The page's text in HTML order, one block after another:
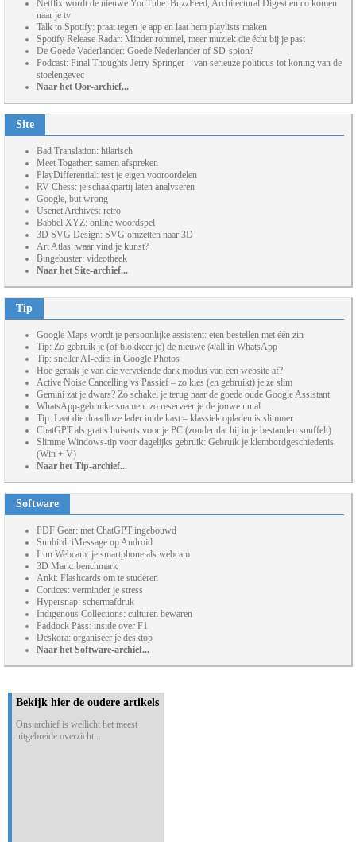
Netflix wordt de nieuwe YouTube: BuzzFeed, Architectural Digest en co komen
naar je tv
Talk to Spotify: praat tegen je app en laat hem playlists maken
Spotify Release Radar: Minder rommel, meer muziek die écht bij je past
De Goede Vaderlander: Goede Nederlander of SD-spion?
Podcast: Final Thoughts Jerry Springer – van serieuze politicus tot koning van de
stoelengevec
Naar het Oor-archief...
Site
Bad Translation: hilarisch
Meet Togather: samen afspreken
PlayDifferential: test je eigen vooroordelen
RV Chess: je schaakpartij laten analyseren
Google, but wrong
Usenet Archives: retro
Babbel XYZ: online woordspel
3D SVG Design: SVG omzetten naar 3D
Art Atlas: waar vind je kunst?
Bingebuster: videotheek
Naar het Site-archief...
Tip
Google Maps wordt je persoonlijke assistent: eten bestellen met één zin
Tip: Zo gebruik je (of blokkeer je) de nieuwe @all in WhatsApp
Tip: sneller AI-edits in Google Photos
Hoe geraak je van die vervelende dark modus van een website af?
Active Noise Cancelling vs Passief – zo kies (en gebruikt) je ze slim
Gemini zat je dwars? Zo schakel je terug naar de goede oude Google Assistant
WhatsApp-gebruikersnamen: zo reserveer je de jouwe nu al
Tip: Laat die draadloze lader in de kast – klassiek opladen is slimmer
ChatGPT als gratis huisarts voor je PC (zonder dat hij in je bestanden snuffelt)
Slimme Windows-tip voor dagelijks gebruik: Gebruik je klembordgeschiedenis
(Win + V)
Naar het Tip-archief...
Software
PDF Gear: met ChatGPT ingebouwd
Sunbird: iMessage op Android
Irun Webcam: je smartphone als webcam
3D Mark: benchmark
Anki: Flashcards om te studeren
Cortices: verminder je stress
Hypersnap: schermafdruk
Indigenous Collections: culturen bewaren
Paddock Pass: inside over F1
Deskora: organiseer je desktop
Naar het Software-archief...
Bekijk hier de oudere artikels
Ons archief is wellicht het meest
uitgebreide overzicht...